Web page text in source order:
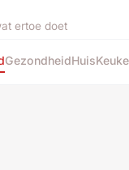
ertoe doet
GezondheidHuis